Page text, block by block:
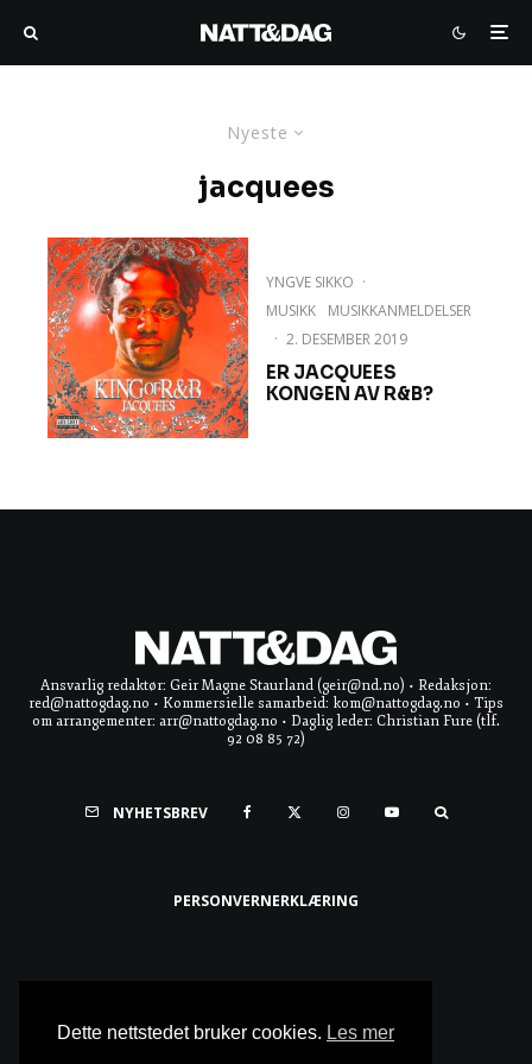
Nyeste
jacquees
YNGVE SIKKO ·
MUSIKK
MUSIKKANMELDELSER
· 2. DESEMBER 2019
ER JACQUEES
KONGEN AV R&B?
Ansvarlig redaktør: Geir Magne Staurland (geir@nd.no) • Redaksjon:
red@nattogdag.no • Kommersielle samarbeid: kom@nattogdag.no • Tips
om arrangementer: arr@nattogdag.no • Daglig leder: Christian Fure (tlf.
92 08 85 72)
NYHETSBREV
PERSONVERNERKLÆRING
Dette nettstedet bruker cookies. Les mer